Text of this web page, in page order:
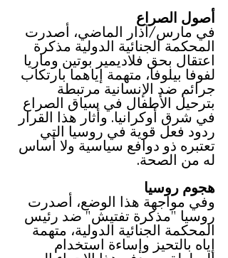
أصول الصراع
في مارس/آذار الماضي، أصدرت
المحكمة الجنائية الدولية مذكرة
اعتقال بحق فلاديمير بوتين وماريا
لفوفا بيلوفا، متهمة إياهما بارتكاب
جرائم ضد الإنسانية مرتبطة
بترحيل الأطفال في سياق الصراع
في شرق أوكرانيا. وأثار هذا القرار
ردود فعل قوية في روسيا التي
تعتبره ذو دوافع سياسية ولا أساس
له من الصحة.
هجوم روسيا
وفي مواجهة هذا الوضع، أصدرت
روسيا "مذكرة تفتيش" ضد رئيس
المحكمة الجنائية الدولية، متهمة
إياه بالتحيز وإساءة استخدام